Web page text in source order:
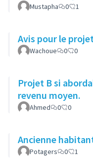
Mustapha 0 1
Avis pour le
Wachoue 0 0
Projet B si
revenu moyen.
Ahmed 0 0
Ancienne
Potagers 0 1